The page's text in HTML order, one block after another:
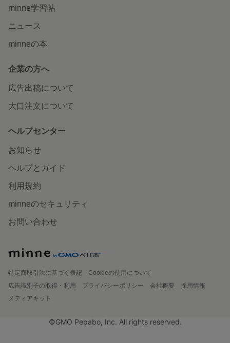
minne学習帖
ニュース
minneの本
企業の方へ
広告出稿について
大口注文について
ヘルプセンター
お知らせ
ヘルプとガイド
利用規約
minneのセキュリティ
お問い合わせ
特定商取引法に基づく表記
Cookieの使用について
広告識別子の取得・利用
プライバシーポリシー 会社概要
採用情報
メディアキット
©GMO Pepabo, Inc. All rights reserved.